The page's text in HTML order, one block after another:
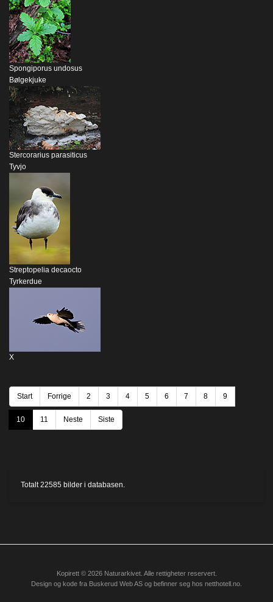
Spongiporus undosus
Bølgekjuke
Stercorarius parasiticus
Tyvjo
Streptopelia decaocto
Tyrkerdue
X
Start Forrige 2 3 4 5 6 7 8 9
10 11 Neste Siste
Totalt 22585 bilder i databasen.
Kopirett © 2026 Naturarkivet. Alle rettigheter reservert.
Design og kode fra Buskerud Web AS og befinner seg hos netthotell.no